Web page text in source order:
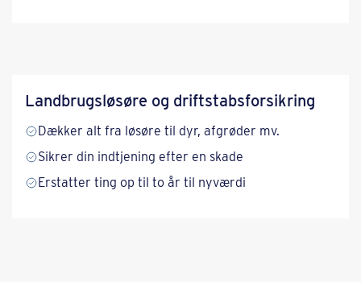
Landbrugsløsøre og driftstabs­forsikring
Dækker alt fra løsøre til dyr, afgrøder mv.
Sikrer din indtjening efter en skade
Erstatter ting op til to år til nyværdi